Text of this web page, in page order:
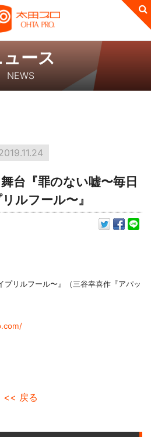
ース
NEWS
台『罪のない嘘〜毎日
ルフール〜』
プリルフール〜』（三谷幸喜作『アパッ
<< 戻る